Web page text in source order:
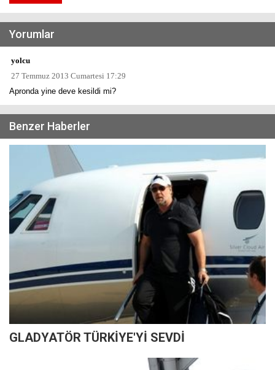
Yorumlar
yolcu
27 Temmuz 2013 Cumartesi 17:29
Apronda yine deve kesildi mi?
Benzer Haberler
GLADYATÖR TÜRKİYE'Yİ SEVDİ